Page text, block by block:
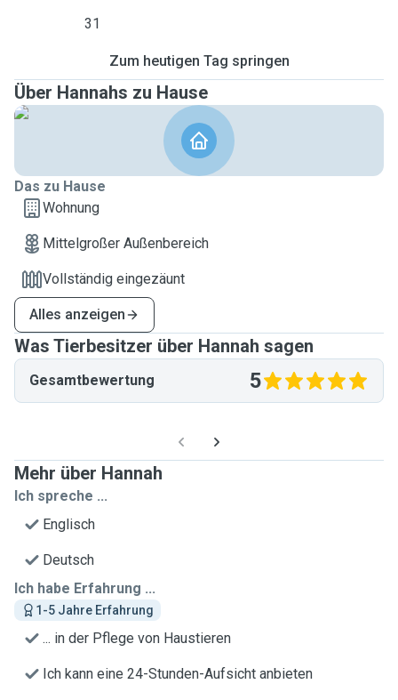
31
Zum heutigen Tag springen
Über Hannahs zu Hause
Das zu Hause
Wohnung
Mittelgroßer Außenbereich
Vollständig eingezäunt
Alles anzeigen
Was Tierbesitzer über Hannah sagen
Gesamtbewertung 5
Mehr über Hannah
Ich spreche ...
Englisch
Deutsch
Ich habe Erfahrung ...
1-5 Jahre Erfahrung
... in der Pflege von Haustieren
Ich kann eine 24-Stunden-Aufsicht anbieten